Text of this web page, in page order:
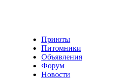
Приюты
Питомники
Объявления
Форум
Новости